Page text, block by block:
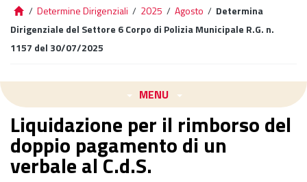
/ Determine Dirigenziali / 2025 / Agosto / Determina
Dirigenziale del Settore 6 Corpo di Polizia Municipale R.G. n.
1157 del 30/07/2025
MENU
Liquidazione per il rimborso del
doppio pagamento di un
verbale al C.d.S.